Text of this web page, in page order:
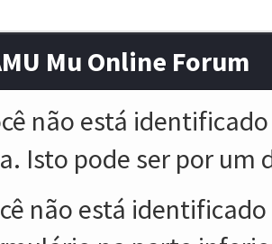
Mu Online Forum
não está
Isto pode ser por um
não está